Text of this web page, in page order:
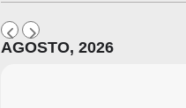
AGOSTO, 2026